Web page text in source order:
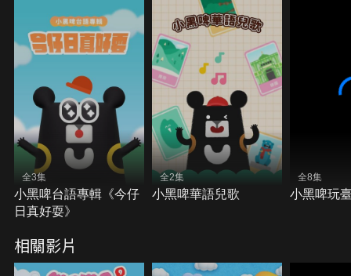
全3集
小黑啤台語專輯《今仔
日真好耍》
全2集
小黑啤華語兒歌
全8集
小黑啤玩
相關影片